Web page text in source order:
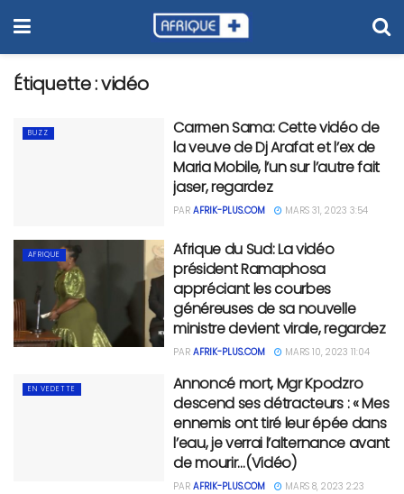
Étiquette :vidéo
BUZZ
Carmen Sama: Cette vidéo de
la veuve de Dj Arafat et l’ex de
Maria Mobile, l’un sur l’autre fait
jaser, regardez
PAR AFRIK-PLUS.COM MARS 31, 2023 3:54
AFRIQUE
Afrique du Sud: La vidéo
président Ramaphosa
appréciant les courbes
généreuses de sa nouvelle
ministre devient virale, regardez
PAR AFRIK-PLUS.COM MARS 10, 2023 11:04
EN VEDETTE
Annoncé mort, Mgr Kpodzro
descend ses détracteurs : « Mes
ennemis ont tiré leur épée dans
l’eau, je verrai l’alternance avant
de mourir…(Vidéo)
PAR AFRIK-PLUS.COM MARS 8, 2023 2:23